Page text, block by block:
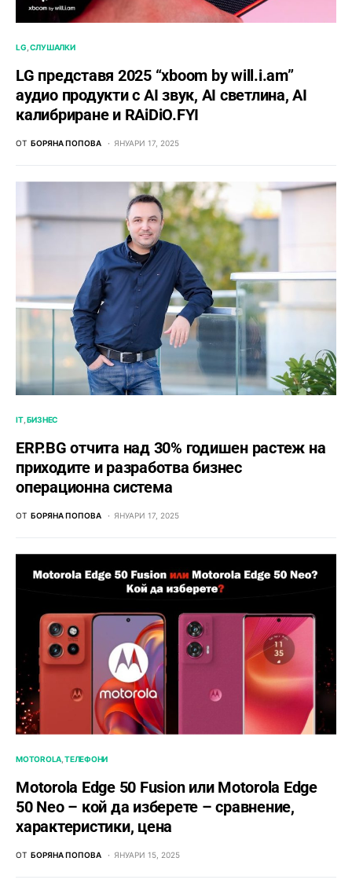
LG СЛУШАЛКИ
LG представя 2025 “xboom by will.i.am”
аудио продукти с AI звук, AI светлина, AI
калибриране и RAiDiO.FYI
ОТ БОРЯНА ПОПОВА ЯНУАРИ 17, 2025
IT БИЗНЕС
ERP.BG отчита над 30% годишен растеж на
приходите и разработва бизнес
операционна система
ОТ БОРЯНА ПОПОВА ЯНУАРИ 17, 2025
MOTOROLA ТЕЛЕФОНИ
Motorola Edge 50 Fusion или Motorola Edge
50 Neo – кой да изберете – сравнение,
характеристики, цена
ОТ БОРЯНА ПОПОВА ЯНУАРИ 15, 2025